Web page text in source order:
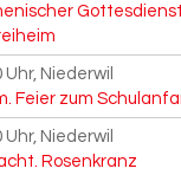
Uhr, Niederwil
Feier zum
Uhr, Niederwil
Rosenkranz